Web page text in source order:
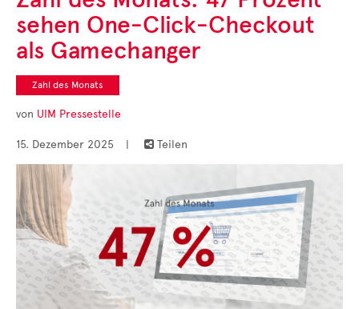
Cases
• Themen-Serien
• Kurzinterviews
sehen One-Click-Checkout
als Gamechanger
Zahl des Monats
von UIM Pressestelle
15. Dezember 2025 |  Teilen